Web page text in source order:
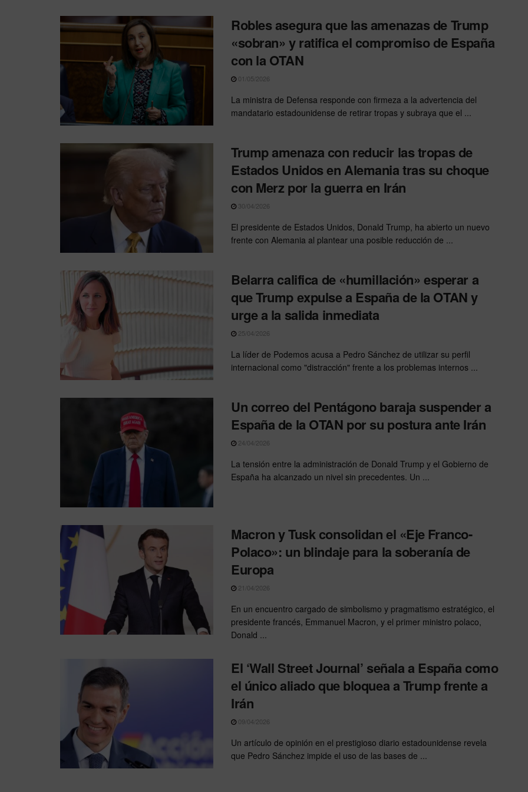
Robles asegura que las amenazas de Trump
«sobran» y ratifica el compromiso de España
con la OTAN
01/05/2026
La ministra de Defensa responde con firmeza a la advertencia del
mandatario estadounidense de retirar tropas y subraya que el ...
Trump amenaza con reducir las tropas de
Estados Unidos en Alemania tras su choque
con Merz por la guerra en Irán
30/04/2026
El presidente de Estados Unidos, Donald Trump, ha abierto un nuevo
frente con Alemania al plantear una posible reducción de ...
Belarra califica de «humillación» esperar a
que Trump expulse a España de la OTAN y
urge a la salida inmediata
25/04/2026
La líder de Podemos acusa a Pedro Sánchez de utilizar su perfil
internacional como "distracción" frente a los problemas internos ...
Un correo del Pentágono baraja suspender a
España de la OTAN por su postura ante Irán
24/04/2026
La tensión entre la administración de Donald Trump y el Gobierno de
España ha alcanzado un nivel sin precedentes. Un ...
Macron y Tusk consolidan el «Eje Franco-
Polaco»: un blindaje para la soberanía de
Europa
21/04/2026
En un encuentro cargado de simbolismo y pragmatismo estratégico, el
presidente francés, Emmanuel Macron, y el primer ministro polaco,
Donald ...
El ‘Wall Street Journal’ señala a España como
el único aliado que bloquea a Trump frente a
Irán
09/04/2026
Un artículo de opinión en el prestigioso diario estadounidense revela
que Pedro Sánchez impide el uso de las bases de ...